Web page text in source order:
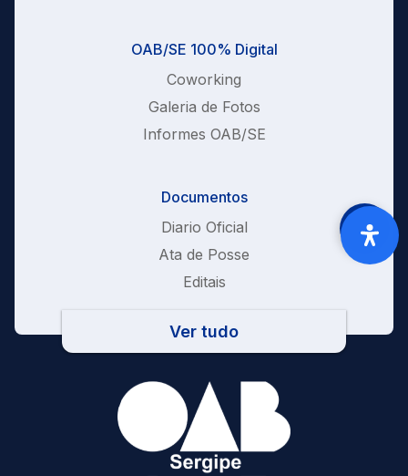
OAB/SE 100% Digital
Coworking
Galeria de Fotos
Informes OAB/SE
Documentos
Diario Oficial
Ata de Posse
Editais
Ver tudo